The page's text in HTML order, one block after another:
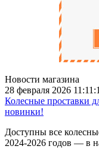
Новости магазина
28 февраля 2026
Колесные проставки
новинки!
Доступны все
2024-2026 годов — в